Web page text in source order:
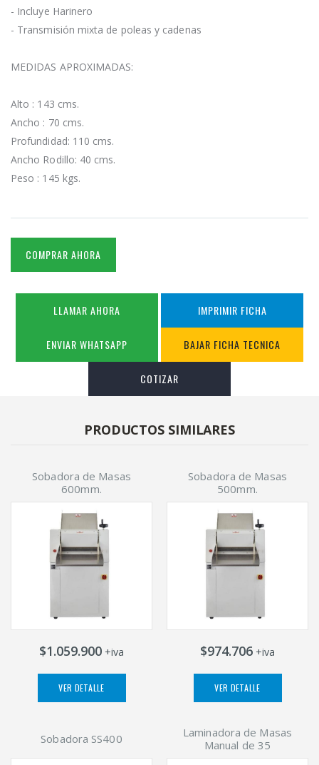
- Incluye Harinero
- Transmisión mixta de poleas y cadenas
MEDIDAS APROXIMADAS:
Alto : 143 cms.
Ancho : 70 cms.
Profundidad: 110 cms.
Ancho Rodillo: 40 cms.
Peso : 145 kgs.
COMPRAR AHORA
LLAMAR AHORA IMPRIMIR FICHA
ENVIAR WHATSAPP BAJAR FICHA TECNICA
COTIZAR
PRODUCTOS SIMILARES
Sobadora de Masas
600mm.
$1.059.900 +iva
VER DETALLE
Sobadora de Masas
500mm.
$974.706 +iva
VER DETALLE
Sobadora SS400
Laminadora de Masas
Manual de 35